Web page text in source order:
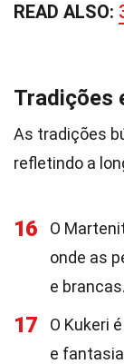
READ ALSO:
Tradições
As tradições
refletindo a
16
O
onde as
e brancas.
17
O Kukeri
e